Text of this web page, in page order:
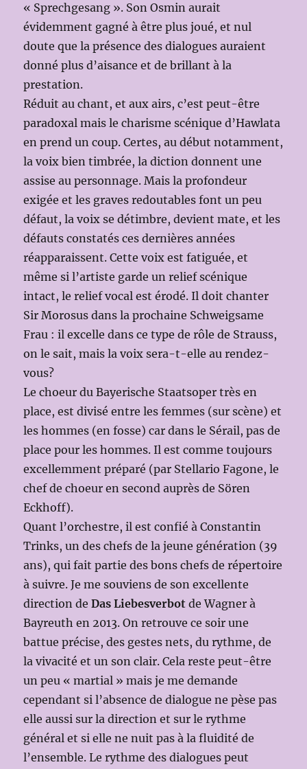
« Sprechgesang ». Son Osmin aurait
évidemment gagné à être plus joué, et nul
doute que la présence des dialogues auraient
donné plus d’aisance et de brillant à la
prestation.
Réduit au chant, et aux airs, c’est peut-être
paradoxal mais le charisme scénique d’Hawlata
en prend un coup. Certes, au début notamment,
la voix bien timbrée, la diction donnent une
assise au personnage. Mais la profondeur
exigée et les graves redoutables font un peu
défaut, la voix se détimbre, devient mate, et les
défauts constatés ces dernières années
réapparaissent. Cette voix est fatiguée, et
même si l’artiste garde un relief scénique
intact, le relief vocal est érodé. Il doit chanter
Sir Morosus dans la prochaine Schweigsame
Frau : il excelle dans ce type de rôle de Strauss,
on le sait, mais la voix sera-t-elle au rendez-
vous?
Le choeur du Bayerische Staatsoper très en
place, est divisé entre les femmes (sur scène) et
les hommes (en fosse) car dans le Sérail, pas de
place pour les hommes. Il est comme toujours
excellemment préparé (par Stellario Fagone, le
chef de choeur en second auprès de Sören
Eckhoff).
Quant l’orchestre, il est confié à Constantin
Trinks, un des chefs de la jeune génération (39
ans), qui fait partie des bons chefs de répertoire
à suivre. Je me souviens de son excellente
direction deDas Liebesverbot de Wagner à
Bayreuth en 2013. On retrouve ce soir une
battue précise, des gestes nets, du rythme, de
la vivacité et un son clair. Cela reste peut-être
un peu « martial » mais je me demande
cependant si l’absence de dialogue ne pèse pas
elle aussi sur la direction et sur le rythme
général et si elle ne nuit pas à la fluidité de
l’ensemble. Le rythme des dialogues peut